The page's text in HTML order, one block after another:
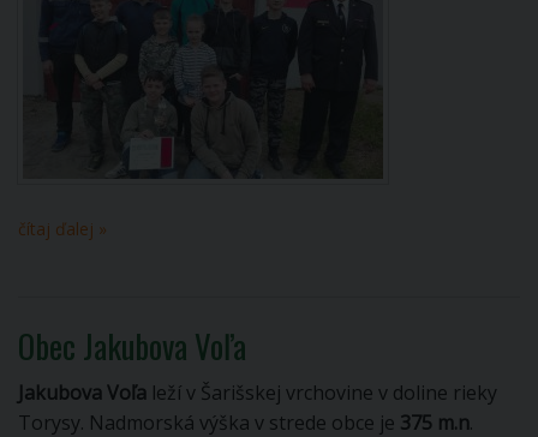
čítaj ďalej »
Obec Jakubova Voľa
Jakubova Voľa leží v Šarišskej vrchovine v doline rieky
Torysy. Nadmorská výška v strede obce je 375 m.n.